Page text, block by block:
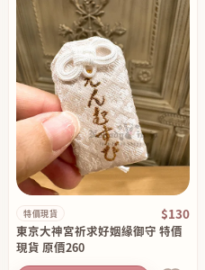
特價現貨 $130
東京大神宮祈求好姻緣御守 特價
現貨 原價260